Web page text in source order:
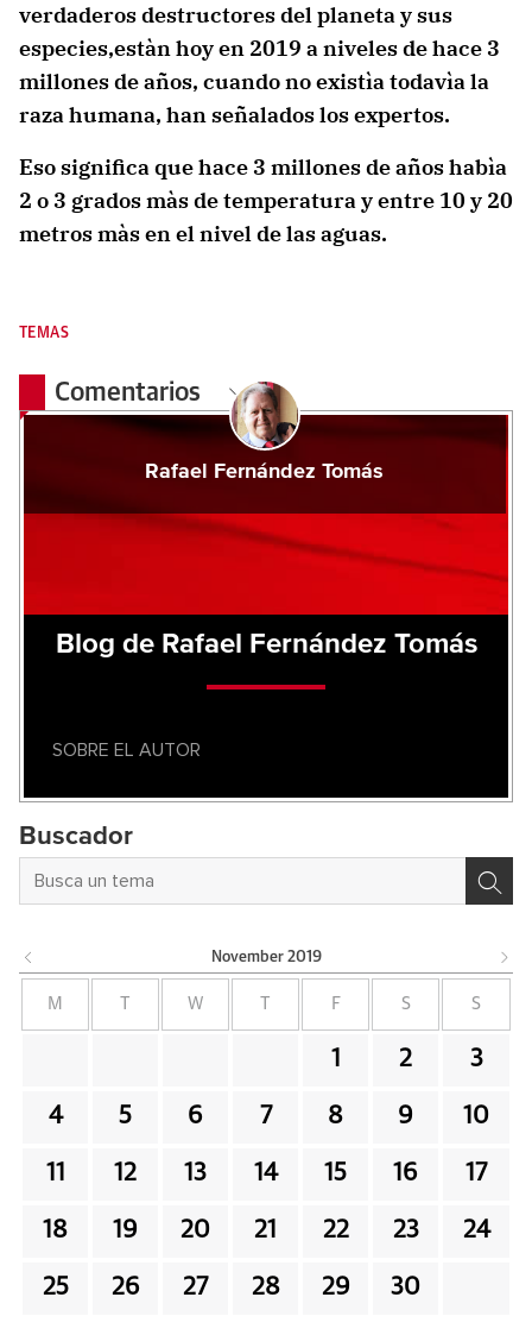
verdaderos destructores del planeta y sus
especies,estàn hoy en 2019 a niveles de hace 3
millones de años, cuando no existìa todavìa la
raza humana, han señalados los expertos.
Eso significa que hace 3 millones de años habìa
2 o 3 grados màs de temperatura y entre 10 y 20
metros màs en el nivel de las aguas.
TEMAS
Comentarios
Rafael Fernández Tomás
Blog de Rafael Fernández Tomás
SOBRE EL AUTOR
Buscador
November 2019
M W F S S
1 2 3
4 5 6 7 8 9 10
11 12 13 14 15 16 17
18 19 20 21 22 23 24
25 26 27 28 29 30